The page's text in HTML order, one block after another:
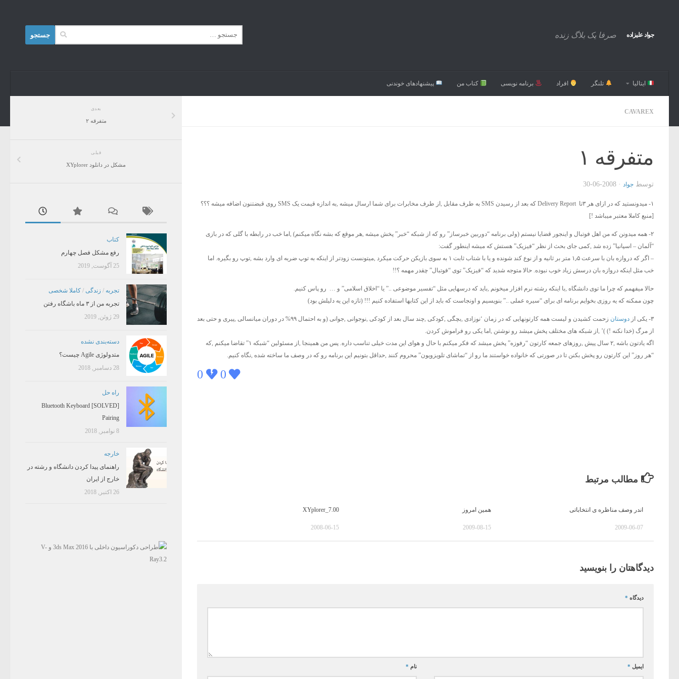
جواد علیزاده صرفا یک بلاگ زنده
برای:
ایتالیا تلنگر افراد برنامه نویسی کتاب من پیشنهاد‌های خوندنی
CAVAREX
متفرقه ۱
توسط جواد ·
2008-06-30
۱- میدونستید که در ازای هر ۳تا Delivery Report که بعد از رسیدن SMS به طرف مقابل ,از طرف مخابرات برای شما ارسال میشه ,به اندازه قیمت یک SMS روی قبضتنون اضافه میشه ؟؟؟
[منبع کاملا معتبر میباشد !]
۲- همه میدونن که من اهل فوتبال و اینجور قضایا نیستم (ولی برنامه “دوربین خبرساز” رو که از شبکه “خبر” پخش میشه ,هر موقع که بشه نگاه میکنم) ,اما خب در رابطه با گلی که در بازی
“آلمان – اسپانیا” زده شد ,کمی جای بحث از نظر “فیزیک” هستش که میشه اینطور گفت:
– اگر که دروازه بان با سرعت ۱٫۵ متر بر ثانیه و از نوع کند شونده و یا با شتاب ثابت ۱ به سوی بازیکن حرکت میکرد ,میتونست زودتر از اینکه به توپ ضربه ای وارد بشه ,توپ رو بگیره. اما
خب مثل اینکه دروازه بان درسش زیاد خوب نبوده. حالا متوجه شدید که “فیزیک” توی “فوتبال” چقدر مهمه ؟!!
حالا میفهمم که چرا ما توی دانشگاه ,با اینکه رشته نرم افزار میخونم ,باید که درسهایی مثل “تفسیر موضوعی ..” یا “اخلاق اسلامی” و … رو پاس کنیم.
چون ممکنه که یه روزی بخوایم برنامه ای برای “سیره عملی ..” بنویسیم و اونجاست که باید از این کتابها استفاده کنیم !!! (تازه این یه دلیلش بود)
۳- یکی از دوستان
زحمت کشیدن و لیست همه کارتونهایی که در زمان ‘نوزادی ,بچگی ,کودکی ,چند سال بعد از کودکی ,نوجوانی ,جوانی (و به احتمال ۹۹% در دوران میانسالی ,پیری و حتی بعد
از مرگ (خدا نکنه !) )’ ,از شبکه های مختلف پخش میشد رو نوشتن ,اما یکی رو فراموش کردن.
اگه یادتون باشه ,۲ سال پیش ,روزهای جمعه کارتون “رفوزه” پخش میشد که فکر میکنم با حال و هوای این مدت خیلی تناسب داره. پس من همینجا ,از مسئولین “شبکه ۱” تقاضا میکنم ,که
“هر روز” این کارتون رو پخش بکنن تا در صورتی که خانواده خواستند ما رو از “تماشای تلویزویون” محروم کنند ,حداقل بتونیم این برنامه رو که در وصف ما ساخته شده ,نگاه کنیم.
0
0
مطالب مرتبط
اندر وصف مناظره ی انتخاباتی
2009-06-07
همین امروز
2009-08-15
XYplorer_7.00
2008-06-15
دیدگاهتان را بنویسید
دیدگاه *
نام * ایمیل *
بعدی
متفرقه ۲
قبلی
مشکل در دانلود XYplorer
کتاب
رفع مشکل فصل چهارم
25 آگوست, 2019
تجربه / زندگی / کاملا شخصی
تجربه من از ۳ ماه باشگاه رفتن
29 ژوئن, 2019
دسته‌بندی نشده
متدولوژی Agile چیست؟
28 دسامبر, 2018
راه حل
[SOLVED] Bluetooth Keyboard
Pairing
8 نوامبر, 2018
خارجه
راهنمای پیدا کردن دانشگاه و رشته در
خارج از ایران
26 اکتبر, 2018